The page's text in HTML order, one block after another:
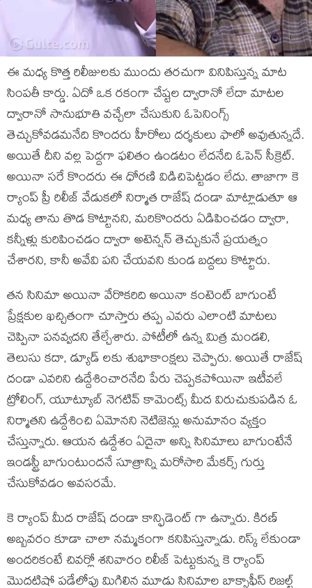
ఈ మధ్య కొత్త రిలీజులకు ముందు తరచుగా వినిపిస్తున్న మాట
సింపతీ కార్డు. ఏదో ఒక రకంగా చేష్టల ద్వారానో లేదా మాటల
ద్వారానో సానుభూతి వచ్చేలా చేసుకుని ఓపెనింగ్స్
తెచ్చుకోవడమనేది కొందరు హీరోలు దర్శకులు ఫాలో అవుతున్నదే.
అయితే దీని వల్ల పెద్దగా ఫలితం ఉండటం లేదనేది ఓపెన్ సీక్రెట్.
అయినా సరే కొందరు ఈ ధోరణి విడిచిపెట్టడం లేదు. తాజాగా కె
ర్యాంప్ ప్రీ రిలీజ్ వేడుకలో నిర్మాత రాజేష్ దండా మాట్లాడుతూ ఆ
మధ్య తాను తొడ కొట్టానని, మరికొందరు ఏడిపించడం ద్వారా,
కన్నీళ్లు కురిపించడం ద్వారా అటెన్షన్ తెచ్చుకునే ప్రయత్నం
చేశారని, కానీ అవేవి పని చేయవని కుండ బద్దలు కొట్టారు.
తన సినిమా అయినా వేరొకరిది అయినా కంటెంట్ బాగుంటే
ప్రేక్షకుల ఖచ్చితంగా చూస్తారు తప్ప ఎవరు ఎలాంటి మాటలు
చెప్పినా పనవ్వదని తేల్చేశారు. పోటీలో ఉన్న మిత్ర మండలి,
తెలుసు కదా, డ్యూడ్ లకు శుభాకాంక్షలు చెప్పారు. అయితే రాజేష్
దండా ఎవరిని ఉద్దేశించారనేది పేరు చెప్పకపోయినా ఇటీవలే
ట్రోలింగ్, యూట్యూబ్ నెగటివ్ కామెంట్స్ మీద విరుచుకుపడిన ఓ
నిర్మాతని ఉద్దేశించి ఏమోనని నెటిజెన్లు అనుమానం వ్యక్తం
చేస్తున్నారు. ఆయన ఉద్దేశం ఏదైనా అన్ని సినిమాలు బాగుంటేనే
ఇండస్ట్రీ బాగుంటుందనే సూత్రాన్ని మరోసారి మేకర్స్ గుర్తు
చేసుకోవడం అవసరమే.
కె ర్యాంప్ మీద రాజేష్ దండా కాన్ఫిడెంట్ గా ఉన్నారు. కిరణ్
అబ్బవరం కూడా చాలా నమ్మకంగా కనిపిస్తున్నాడు. రిస్క్ లేకుండా
అందరికంటే చివర్లో శనివారం రిలీజ్ పెట్టుకున్న కె ర్యాంప్
మొదటిషో పడేలోపు మిగిలిన మూడు సినిమాల బాక్సాఫీస్ రిజల్ట్